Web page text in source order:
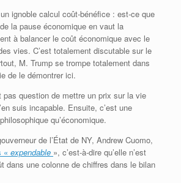
ignoble calcul coût-bénéfice : est-ce que
la pause économique en vaut la
à balancer le coût économique avec le
vies. C’est totalement discutable sur le
M. Trump se trompe totalement dans
de le démontrer ici.
pas question de mettre un prix sur la vie
suis incapable. Ensuite, c’est une
qu’économique.
de l’État de NY, Andrew Cuomo,
« expendable », c’est-à-dire qu’elle n’est
dans une colonne de chiffres dans le bilan